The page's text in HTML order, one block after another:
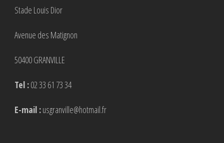
Stade Louis Dior
Avenue des Matignon
50400 GRANVILLE
Tel :02 33 61 73 34
E-mail :usgranville@hotmail.fr